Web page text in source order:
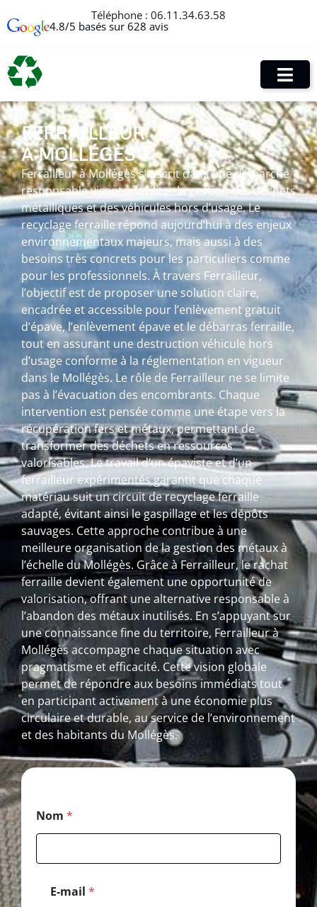
Téléphone : 06.11.34.63.58
4.8/5 basés sur 628 avis
FERRAILLEUR
À MOLLÉGÈS
Ferrailleur à Mollégès s’inscrit dans une démarche
responsable visant à faciliter la gestion des déchets
métalliques et des véhicules hors d’usage. Le
recyclage ferraille répond aujourd’hui à des enjeux
environnementaux majeurs, mais aussi à des
besoins très concrets pour les particuliers comme
pour les professionnels. À travers Ferrailleur,
l’objectif est de proposer une solution claire,
encadrée et accessible pour l’enlèvement gratuit
d’épave, l’enlèvement épave et le débarras ferraille,
tout en assurant une destruction véhicule hors
d’usage conforme à la réglementation en vigueur
dans le Mollégès. Le rôle de Ferrailleur ne se limite
pas à l’évacuation des encombrants. Chaque
intervention est pensée comme une étape vers la
récupération fers et métaux, permettant de
transformer des déchets en ressources
valorisables. Le travail d’un épaviste et d’un
ferrailleur expérimentés garantit que chaque
matériau suit un circuit de recyclage ferraille
adapté, évitant ainsi le gaspillage et les dépôts
sauvages. Cette approche contribue à une
meilleure organisation de la gestion des métaux à
l’échelle du Mollégès. Grâce à Ferrailleur, le rachat
ferraille devient également une opportunité de
valorisation, offrant une alternative responsable à
l’abandon des métaux inutilisés. En s’appuyant sur
une connaissance fine du territoire, Ferrailleur à
Mollégès accompagne chaque situation avec
pragmatisme et efficacité. Cette vision globale
permet de répondre aux besoins immédiats tout
en participant activement à une économie plus
circulaire et durable, au service de l’environnement
et des habitants du Mollégès.
Nom *
E-mail *
*
P
C